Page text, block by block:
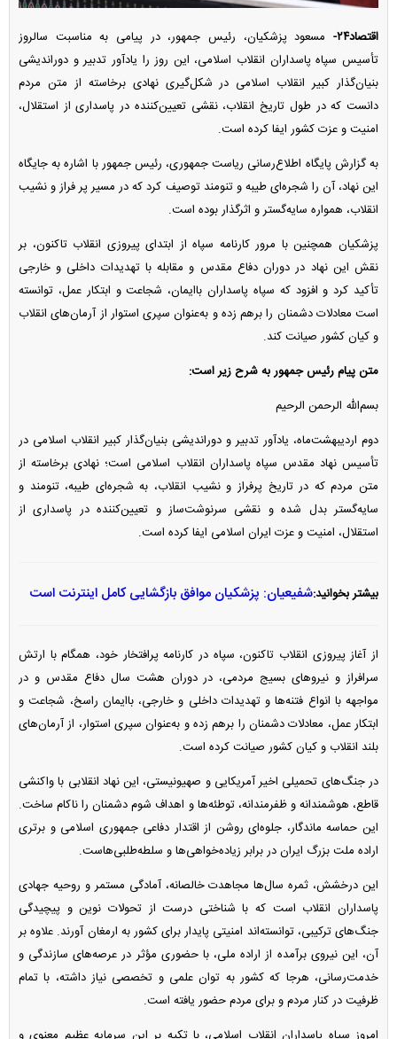
اقتصاد۲۴-
مسعود پزشکیان، رئیس جمهور، در پیامی به مناسبت سالروز
تأسیس سپاه پاسداران انقلاب اسلامی، این روز را یادآور تدبیر و دوراندیشی
بنیان‌گذار کبیر انقلاب اسلامی در شکل‌گیری نهادی برخاسته از متن مردم
دانست که در طول تاریخ انقلاب، نقشی تعیین‌کننده در پاسداری از استقلال،
امنیت و عزت کشور ایفا کرده است.
به گزارش پایگاه اطلاع‌رسانی ریاست جمهوری، رئیس جمهور با اشاره به جایگاه
این نهاد، آن را شجره‌ای طیبه و تنومند توصیف کرد که در مسیر پر فراز و نشیب
انقلاب، همواره سایه‌گستر و اثرگذار بوده است.
پزشکیان همچنین با مرور کارنامه سپاه از ابتدای پیروزی انقلاب تاکنون، بر
نقش این نهاد در دوران دفاع مقدس و مقابله با تهدیدات داخلی و خارجی
تأکید کرد و افزود که سپاه پاسداران باایمان، شجاعت و ابتکار عمل، توانسته
است معادلات دشمنان را برهم زده و به‌عنوان سپری استوار از آرمان‌های انقلاب
و کیان کشور صیانت کند.
متن پیام رئیس جمهور به شرح زیر است:
بسم‌الله الرحمن الرحیم
دوم اردیبهشت‌ماه، یادآور تدبیر و دوراندیشی بنیان‌گذار کبیر انقلاب اسلامی در
تأسیس نهاد مقدس سپاه پاسداران انقلاب اسلامی است؛ نهادی برخاسته از
متن مردم که در تاریخ پرفراز و نشیب انقلاب، به شجره‌ای طیبه، تنومند و
سایه‌گستر بدل شده و نقشی سرنوشت‌ساز و تعیین‌کننده در پاسداری از
استقلال، امنیت و عزت ایران اسلامی ایفا کرده است.
بیشتر بخوانید:شفیعیان: پزشکیان موافق بازگشایی کامل اینترنت است
از آغاز پیروزی انقلاب تاکنون، سپاه در کارنامه پرافتخار خود، همگام با ارتش
سرافراز و نیرو‌های بسیج مردمی، در دوران هشت سال دفاع مقدس و در
مواجهه با انواع فتنه‌ها و تهدیدات داخلی و خارجی، باایمان راسخ، شجاعت و
ابتکار عمل، معادلات دشمنان را برهم زده و به‌عنوان سپری استوار، از آرمان‌های
بلند انقلاب و کیان کشور صیانت کرده است.
در جنگ‌های تحمیلی اخیر آمریکایی و صهیونیستی، این نهاد انقلابی با واکنشی
قاطع، هوشمندانه و ظفرمندانه، توطئه‌ها و اهداف شوم دشمنان را ناکام ساخت.
این حماسه ماندگار، جلوه‌ای روشن از اقتدار دفاعی جمهوری اسلامی و برتری
اراده ملت بزرگ ایران در برابر زیاده‌خواهی‌ها و سلطه‌طلبی‌هاست.
این درخشش، ثمره سال‌ها مجاهدت خالصانه، آمادگی مستمر و روحیه جهادی
پاسداران انقلاب است که با شناختی درست از تحولات نوین و پیچیدگی
جنگ‌های ترکیبی، توانسته‌اند امنیتی پایدار برای کشور به ارمغان آورند. علاوه بر
آن، این نیروی برآمده از اراده ملی، با حضوری مؤثر در عرصه‌های سازندگی و
خدمت‌رسانی، هرجا که کشور به توان علمی و تخصصی نیاز داشته، با تمام
ظرفیت در کنار مردم و برای مردم حضور یافته است.